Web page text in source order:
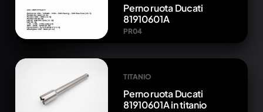
Perno ruota Ducati
81910601A
PR04
TITANIO
Perno ruota Ducati
81910601A in titanio